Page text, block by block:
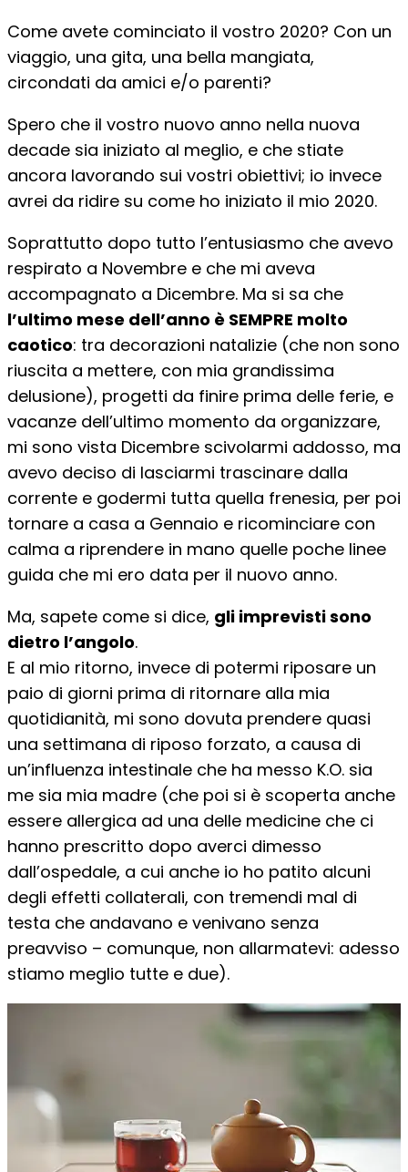
Come avete cominciato il vostro 2020? Con un
viaggio, una gita, una bella mangiata,
circondati da amici e/o parenti?
Spero che il vostro nuovo anno nella nuova
decade sia iniziato al meglio, e che stiate
ancora lavorando sui vostri obiettivi; io invece
avrei da ridire su come ho iniziato il mio 2020.
Soprattutto dopo tutto l’entusiasmo che avevo
respirato a Novembre e che mi aveva
accompagnato a Dicembre. Ma si sa che
l’ultimo mese dell’anno è SEMPRE molto
caotico: tra decorazioni natalizie (che non sono
riuscita a mettere, con mia grandissima
delusione), progetti da finire prima delle ferie, e
vacanze dell’ultimo momento da organizzare,
mi sono vista Dicembre scivolarmi addosso, ma
avevo deciso di lasciarmi trascinare dalla
corrente e godermi tutta quella frenesia, per poi
tornare a casa a Gennaio e ricominciare con
calma a riprendere in mano quelle poche linee
guida che mi ero data per il nuovo anno.
Ma, sapete come si dice, gli imprevisti sono
dietro l’angolo.
E al mio ritorno, invece di potermi riposare un
paio di giorni prima di ritornare alla mia
quotidianità, mi sono dovuta prendere quasi
una settimana di riposo forzato, a causa di
un’influenza intestinale che ha messo K.O. sia
me sia mia madre (che poi si è scoperta anche
essere allergica ad una delle medicine che ci
hanno prescritto dopo averci dimesso
dall’ospedale, a cui anche io ho patito alcuni
degli effetti collaterali, con tremendi mal di
testa che andavano e venivano senza
preavviso – comunque, non allarmatevi: adesso
stiamo meglio tutte e due).